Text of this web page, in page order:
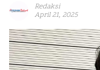
Redaksi
April 21, 2025